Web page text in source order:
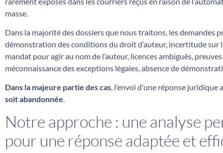
masse.
Dans la majorité des dossiers que nous traitons, les demandes
démonstration des conditions du droit d’auteur, incertitude
mandat pour agir au nom de l’auteur, licences ambiguës,
méconnaissance des exceptions légales, absence de
Dans la majeure partie des cas, l’envoi d’une réponse
soit abandonnée.
Notre approche : une analyse
pour une réponse adaptée et